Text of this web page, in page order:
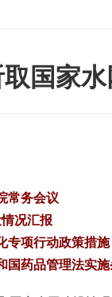
国家
常务会议
况汇报
专项行动政策措施
药品管理法实施